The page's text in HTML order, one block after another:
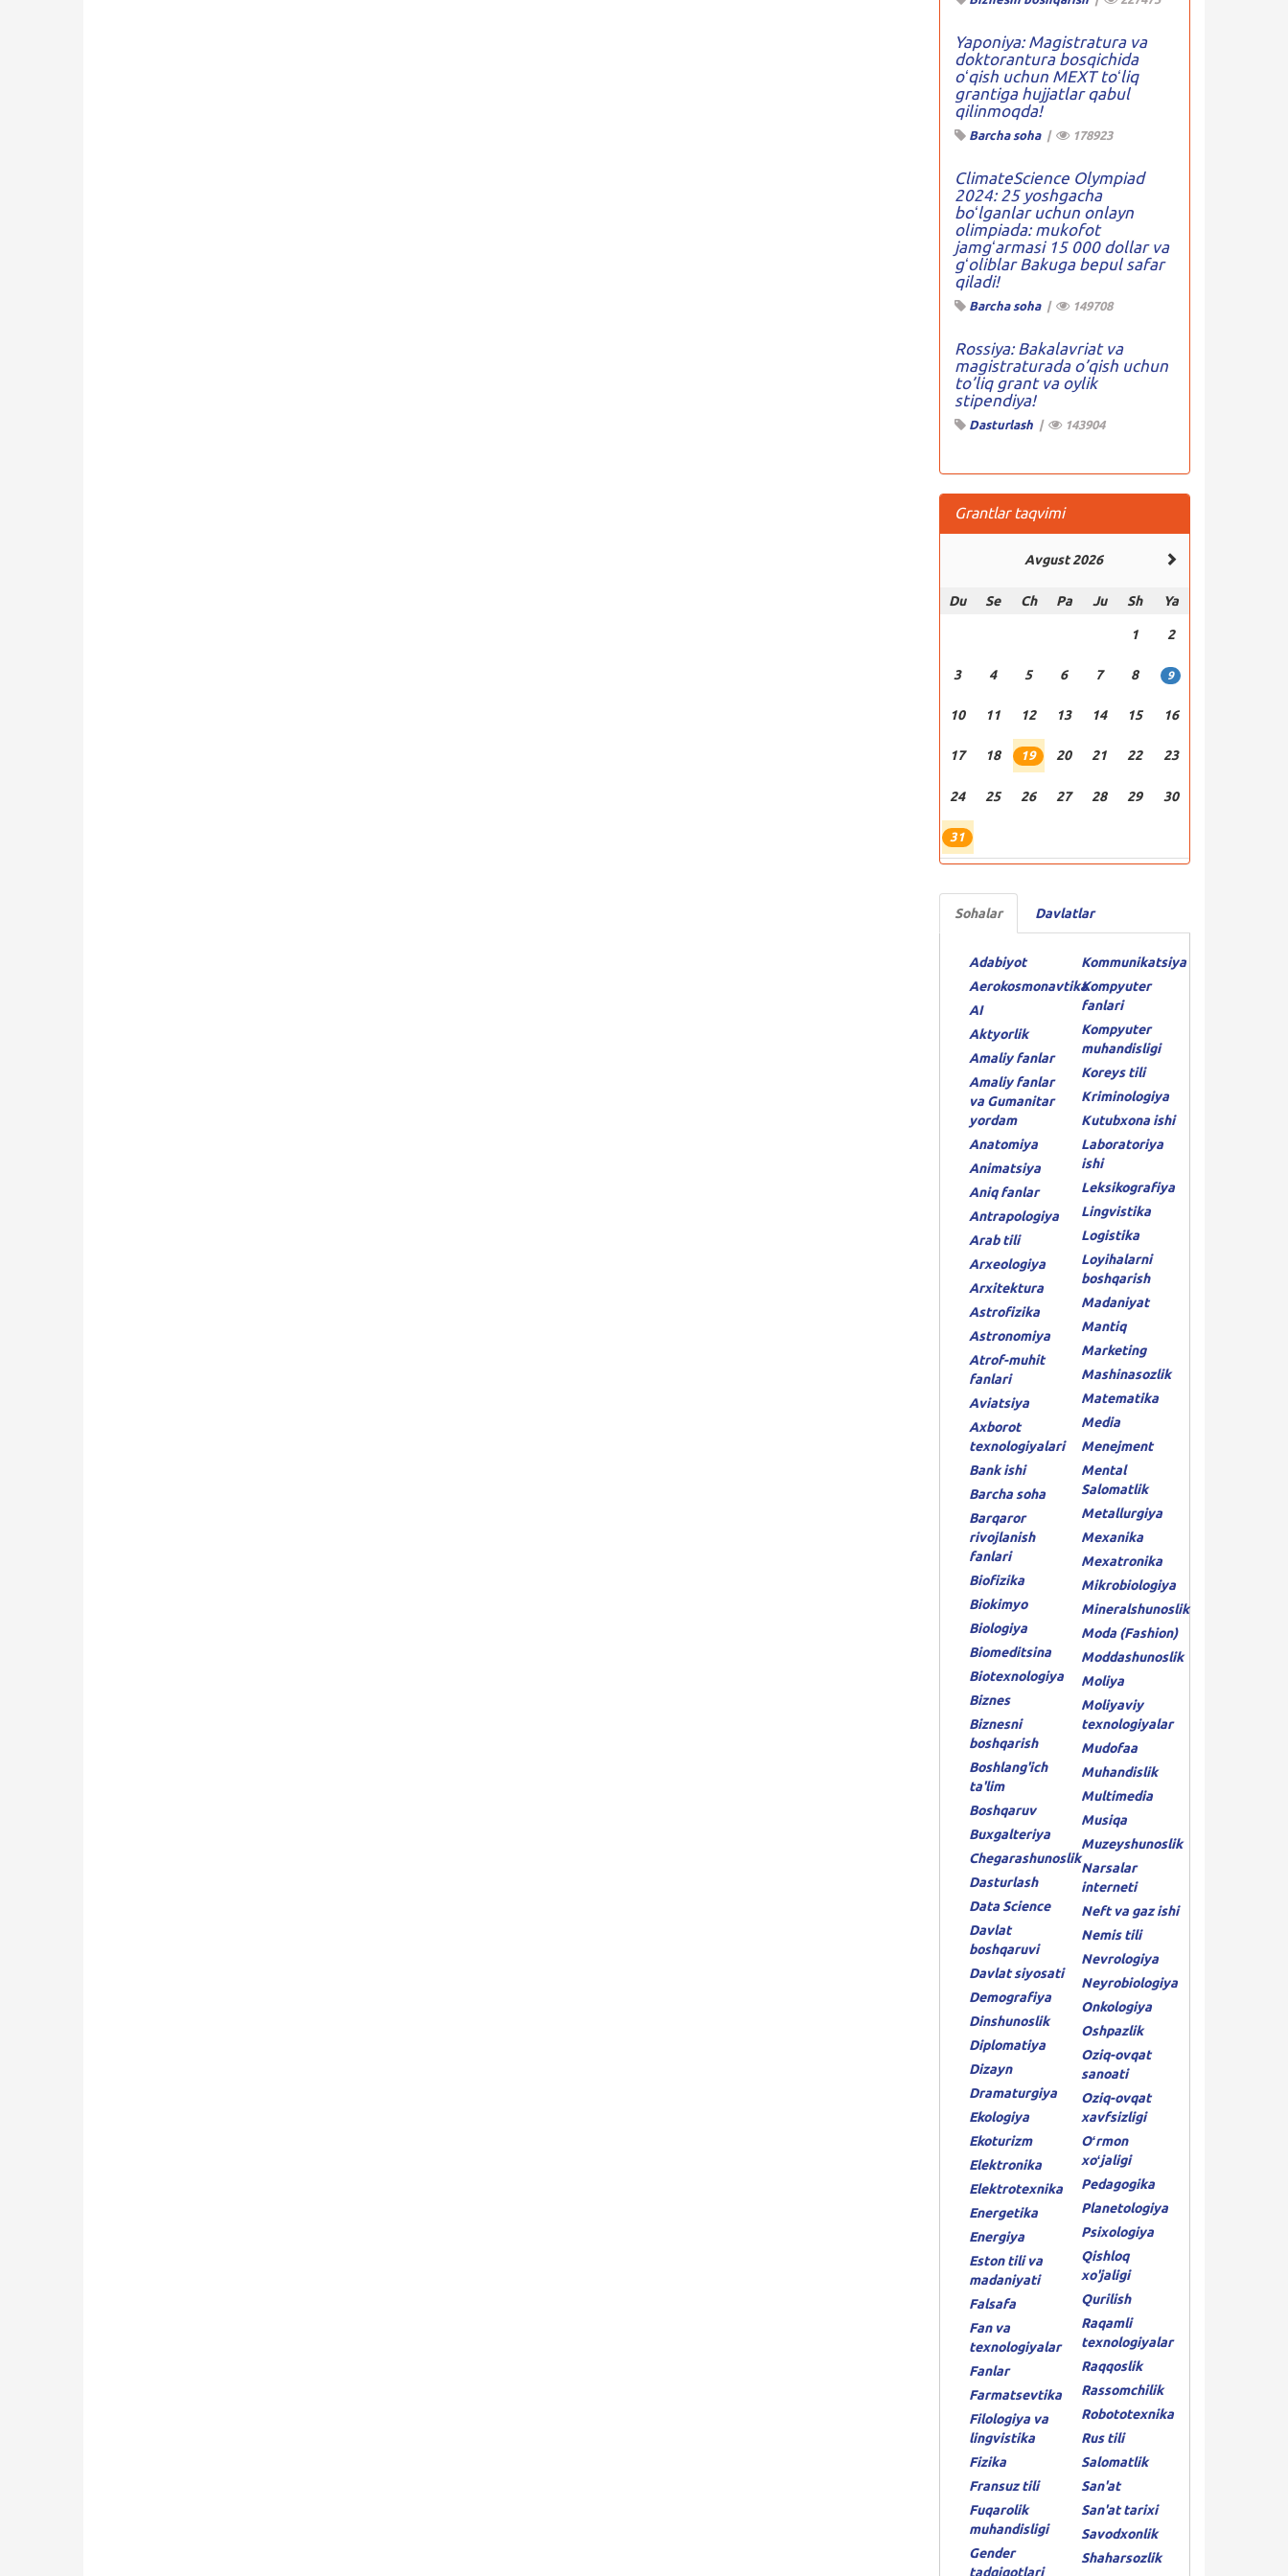
Yaponiya: Magistratura va
doktorantura bosqichida
oʻqish uchun MEXT toʻliq
grantiga hujjatlar qabul
qilinmoqda!
Barcha soha| 178923
ClimateScience Olympiad
2024: 25 yoshgacha
boʻlganlar uchun onlayn
olimpiada: mukofot
jamgʻarmasi 15 000 dollar va
gʻoliblar Bakuga bepul safar
qiladi!
Barcha soha| 149708
Rossiya: Bakalavriat va
magistraturada o’qish uchun
to’liq grant va oylik
stipendiya!
Dasturlash| 143904
Grantlar taqvimi
Avgust 2026
Du Se Ch Pa Ju Sh Ya
1 2
3 4 5 6 7 8 9
10 11 12 13 14 15 16
17 18 19 20 21 22 23
24 25 26 27 28 29 30
31
Sohalar Davlatlar
Adabiyot
Aerokosmonavtika
AI
Aktyorlik
Amaliy fanlar
Amaliy fanlar
va Gumanitar
yordam
Anatomiya
Animatsiya
Aniq fanlar
Antrapologiya
Arab tili
Arxeologiya
Arxitektura
Astrofizika
Astronomiya
Atrof-muhit
fanlari
Aviatsiya
Axborot
texnologiyalari
Bank ishi
Barcha soha
Barqaror
rivojlanish
fanlari
Biofizika
Biokimyo
Biologiya
Biomeditsina
Biotexnologiya
Biznes
Biznesni
boshqarish
Boshlang'ich
ta'lim
Boshqaruv
Buxgalteriya
Chegarashunoslik
Dasturlash
Data Science
Davlat
boshqaruvi
Davlat siyosati
Demografiya
Dinshunoslik
Diplomatiya
Dizayn
Dramaturgiya
Ekologiya
Ekoturizm
Elektronika
Elektrotexnika
Energetika
Energiya
Eston tili va
madaniyati
Falsafa
Fan va
texnologiyalar
Fanlar
Farmatsevtika
Filologiya va
lingvistika
Fizika
Fransuz tili
Fuqarolik
muhandisligi
Gender
tadqiqotlari
Kommunikatsiya
Kompyuter
fanlari
Kompyuter
muhandisligi
Koreys tili
Kriminologiya
Kutubxona ishi
Laboratoriya
ishi
Leksikografiya
Lingvistika
Logistika
Loyihalarni
boshqarish
Madaniyat
Mantiq
Marketing
Mashinasozlik
Matematika
Media
Menejment
Mental
Salomatlik
Metallurgiya
Mexanika
Mexatronika
Mikrobiologiya
Mineralshunoslik
Moda (Fashion)
Moddashunoslik
Moliya
Moliyaviy
texnologiyalar
Mudofaa
Muhandislik
Multimedia
Musiqa
Muzeyshunoslik
Narsalar
interneti
Neft va gaz ishi
Nemis tili
Nevrologiya
Neyrobiologiya
Onkologiya
Oshpazlik
Oziq-ovqat
sanoati
Oziq-ovqat
xavfsizligi
Oʻrmon
xoʻjaligi
Pedagogika
Planetologiya
Psixologiya
Qishloq
xo'jaligi
Qurilish
Raqamli
texnologiyalar
Raqqoslik
Rassomchilik
Robototexnika
Rus tili
Salomatlik
San'at
San'at tarixi
Savodxonlik
Shaharsozlik